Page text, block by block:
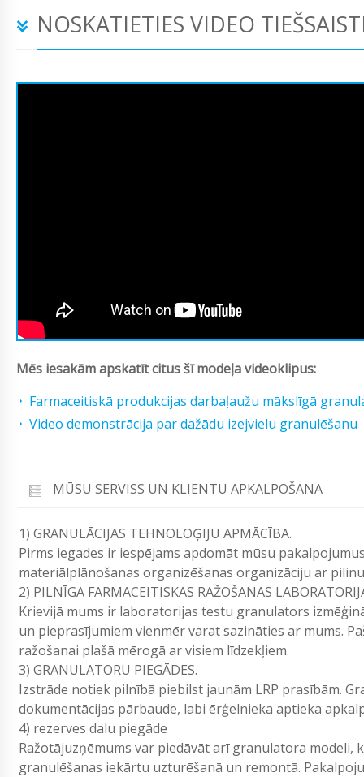
NOSKATIETIES VIDEO
Mēs iesakām apskatīt citus šī modeļa videoklipus:
Farmaceitiskā produkcijas darbaļaužu mākslīgā
Video demonstrācija par dažādu izejvielu granulēšanu
MŪSU SERVISS UN KLIENTU APKALPOŠANA
1) GRANULĀCIJAS TEHNOLOĢIJU APMĀCĪBA.
Pirms iegades ir iespējams apdomāt mūsu
materiālplānošanas organizēšanas organizāciju ar
2) PILNĪGA FARMACEITISKAS RAŽOŠANAS
Krievijā mums ir laboratorijas testu granulators
un pieprasījumiem vienmēr varat sazināties ar mums.
ražošanai plašā mērogā ar visiem līdzekļiem.
3) GRANULATORU PIEGĀDES.
Izstrāde notiek pilnībā piebilst jaunām LRP prasībām.
dokumentācijas pārbaude, labi ērģelnieka aptieka
4) rezerves dalu piegāde
Ražotājuzņēmums var piedāvāt arī granulatora modeli,
granulēšanas iekārtu uzturēšanā un remontā.